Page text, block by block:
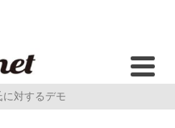
対するデモ